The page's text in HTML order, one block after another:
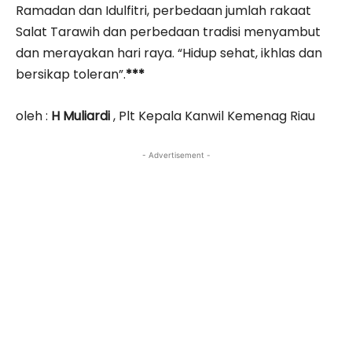
Ramadan dan Idulfitri, perbedaan jumlah rakaat
Salat Tarawih dan perbedaan tradisi menyambut
dan merayakan hari raya. “Hidup sehat, ikhlas dan
bersikap toleran”.***
oleh : H Muliardi, Plt Kepala Kanwil Kemenag Riau
- Advertisement -